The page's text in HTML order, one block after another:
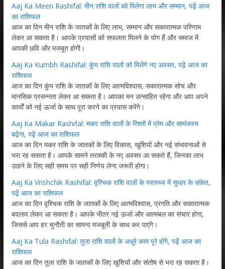
Aaj Ka Meen Rashifal: मीन राशि वालों को मिलेगा लाभ और सम्मान, पढ़ें आज
का राशिफल
आज का दिन मीन राशि के जातकों के लिए लाभ, सम्मान और सकारात्मक परिणाम
लेकर आ सकता है। आपके प्रयासों को सफलता मिलने के योग हैं और समाज में
आपकी छवि और मजबूत होगी।
Aaj Ka Kumbh Rashifal: कुंभ राशि वालों को मिलेंगे नए अवसर, पढ़ें आज का
राशिफल
आज का दिन कुंभ राशि के जातकों के लिए आत्मविश्वास, सकारात्मक सोच और
मानसिक प्रसन्नता लेकर आ सकता है। आपका मन उत्साहित रहेगा और आप अपने
कार्यों को नई ऊर्जा के साथ पूरा करने का प्रयास करेंगे।
Aaj Ka Makar Rashifal: मकर राशि वालों के रिश्तों में प्रेम और सामंजस्य
बढ़ेगा, पढ़ें आज का राशिफल
आज का दिन मकर राशि के जातकों के लिए विकास, खुशियों और नई संभावनाओं से
भरा रह सकता है। आपके सामने तरक्की के नए अवसर आ सकते हैं, जिनका लाभ
उठाने के लिए सही समय पर सही निर्णय लेना जरूरी होगा।
Aaj Ka Vrishchik Rashifal: वृश्चिक राशि वालों के स्वास्थ्य में सुधार के संकेत,
पढ़ें आज का राशिफल
आज का दिन वृश्चिक राशि के जातकों के लिए आत्मविश्वास, प्रगति और सकारात्मक
बदलाव लेकर आ सकता है। आपके भीतर नई ऊर्जा और आत्मबल का संचार होगा,
जिससे आप हर चुनौती का सामना मजबूती के साथ कर पाएंगे।
Aaj Ka Tula Rashifal: तुला राशि वालों के अधूरे काम पूरे होंगे, पढ़ें आज का
राशिफल
आज का दिन तुला राशि के जातकों के लिए खुशियों और संतोष से भरा रह सकता है।